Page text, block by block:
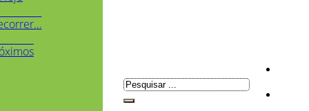
Pesquisar